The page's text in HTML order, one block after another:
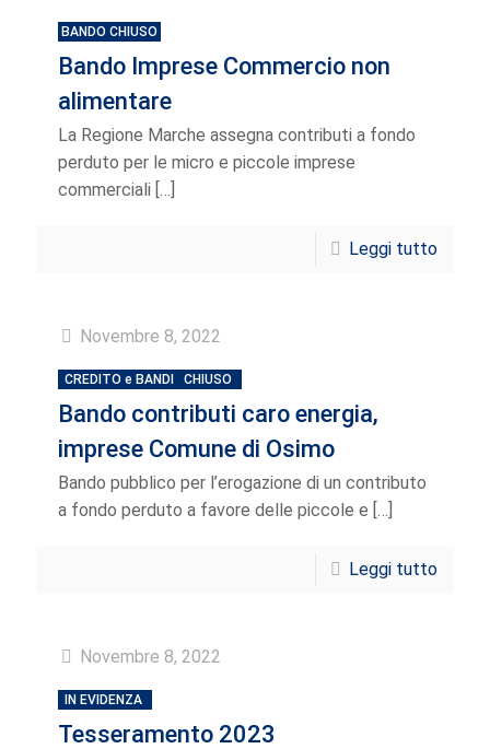
BANDO CHIUSO
Bando Imprese Commercio non
alimentare
La Regione Marche assegna contributi a fondo
perduto per le micro e piccole imprese
commerciali […]
Leggi tutto
Novembre 8, 2022
CREDITO e BANDI CHIUSO
Bando contributi caro energia,
imprese Comune di Osimo
Bando pubblico per l’erogazione di un contributo
a fondo perduto a favore delle piccole e […]
Leggi tutto
Novembre 8, 2022
IN EVIDENZA
Tesseramento 2023